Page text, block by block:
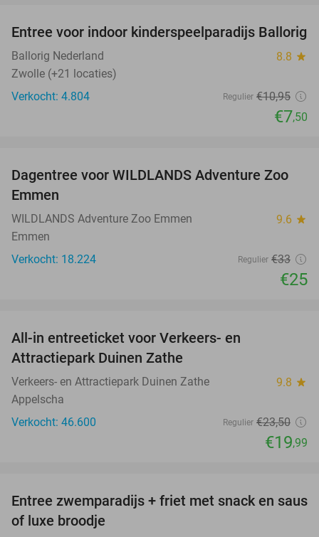
32%
Entree voor indoor kinderspeelparadijs Ballorig
Ballorig Nederland 8.8 star
Zwolle (+21 locaties)
Verkocht: 4.804
Regulier €10,95
€7,50
24%
Dagentree voor WILDLANDS Adventure Zoo
Emmen
WILDLANDS Adventure Zoo Emmen 9.6 star
Emmen
Verkocht: 18.224
Regulier €33
€25
All-in entreeticket voor Verkeers- en
Attractiepark Duinen Zathe
Verkeers- en Attractiepark Duinen Zathe 9.8 star
Appelscha
Verkocht: 46.600
Regulier €23,50
€19,99
20%
Entree zwemparadijs + friet met snack en saus
of luxe broodje